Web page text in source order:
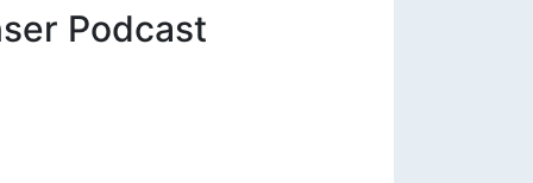
Podcast